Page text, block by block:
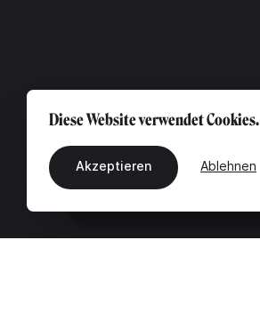
Diese Website verwendet Cookies.
Akzeptieren Ablehnen